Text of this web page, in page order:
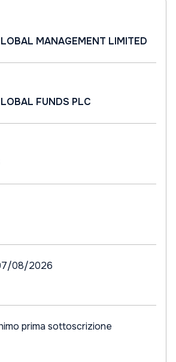
MANAGEMENT LIMITED
FUNDS PLC
08/2026
prima sottoscrizione